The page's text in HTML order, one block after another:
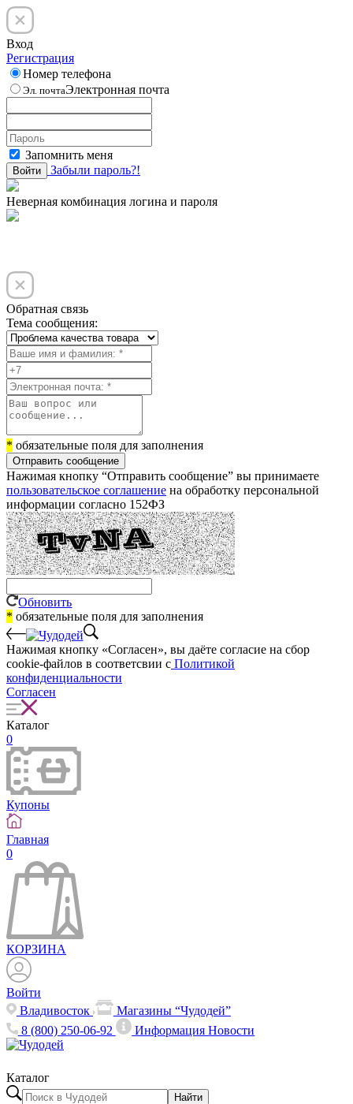
Вход
Регистрация
Номер телефона
Эл. почтаЭлектронная почта
Запомнить меня
Войти Забыли пароль?!
Неверная комбинация логина и пароля
Обратная связь
Тема сообщения:
* обязательные поля для заполнения
Отправить сообщение
Нажимая кнопку “Отправить сообщение” вы принимаете
пользовательское соглашение на обработку персональной
информации согласно 152ФЗ
Обновить
* обязательные поля для заполнения
Нажимая кнопку «Согласен», вы даёте cогласие на сбор
cookie-файлов в соответсвии с Политикой
конфиденциальности
Согласен
Каталог
0
Купоны
Главная
0
КОРЗИНА
Войти
Владивосток
Магазины “Чудодей”
8 (800) 250-06-92
ИнформацияНовости
Каталог
Найти